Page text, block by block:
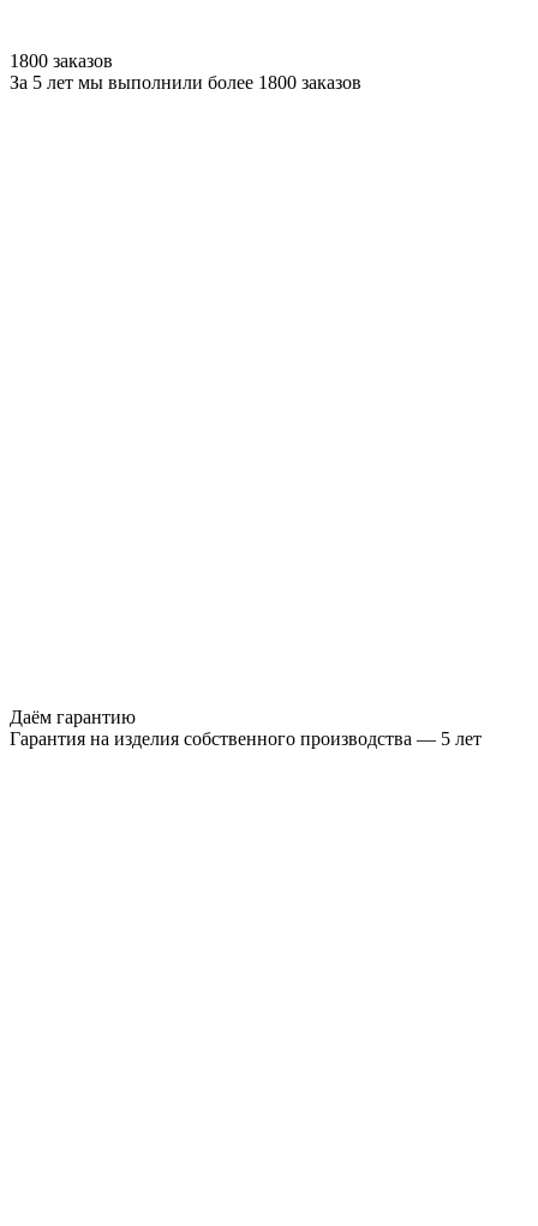
1800 заказов
За 5 лет мы выполнили более 1800 заказов
Даём гарантию
Гарантия на изделия собственного производства — 5 лет